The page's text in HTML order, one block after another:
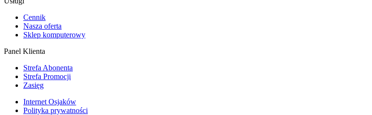
Cennik
Nasza oferta
Sklep komputerowy
Panel Klienta
Strefa Abonenta
Strefa Promocji
Zasięg
Internet Osjaków
Polityka prywatności